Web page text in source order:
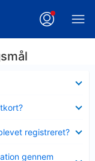
registreret?
gennem